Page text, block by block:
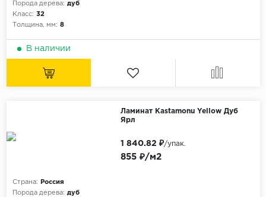
ABERHOF
Порода дерева: дуб
Класс: 32
Толщина, мм: 8
В наличии
Ламинат Kastamonu Yellow Дуб
Ярл
Страна:
Россия
Порода дерева: дуб
855 ₽/м2
1 840.82 ₽/упак.